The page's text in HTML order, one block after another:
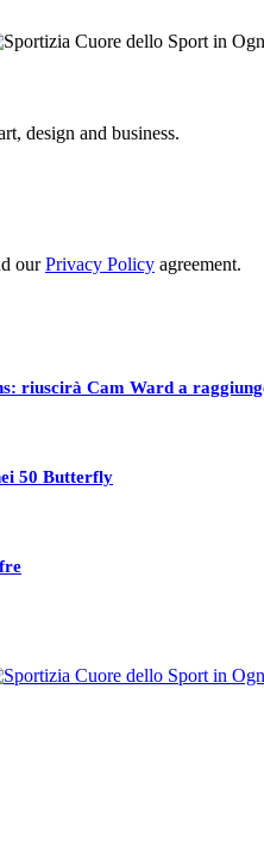
design and business.
ourPrivacy Policy agreement.
riuscirà Cam Ward a
50 Butterfly